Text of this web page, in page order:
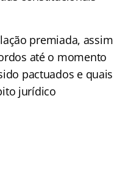
premiada, assim
até o momento
pactuados e quais
jurídico